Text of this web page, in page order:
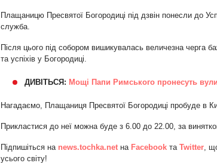
Плащаницю Пресвятої Богородиці під дзвін понесли до
служба.
Після цього під собором вишикувалась величезна черга
та успіхів у Богородиці.
ДИВІТЬСЯ: Мощі Папи Римського пронесуть
Нагадаємо, Плащаниця Пресвятої Богородиці пробуде в
Прикластися до неї можна буде з 6.00 до 22.00, за
Підпишіться на news.tochka.net на Facebook та Twitter,
усього світу!